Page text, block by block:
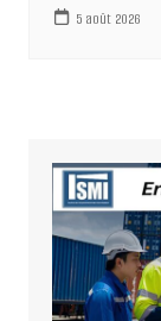
5 août 2026